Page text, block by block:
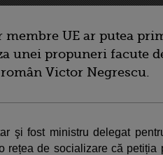
UE ar putea
unei propuneri facute
Victor Negrescu.
şi fost ministru delegat
rețea de socializare că petiția